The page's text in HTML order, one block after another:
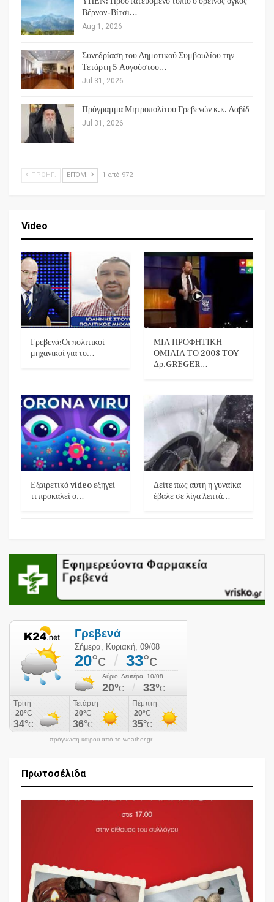
Βέρνον-Βίτσι…
Aug 1, 2026
Συνεδρίαση του Δημοτικού Συμβουλίου την
Τετάρτη 5 Αυγούστου…
Jul 31, 2026
Πρόγραμμα Μητροπολίτου Γρεβενών κ.κ. Δαβίδ
Jul 31, 2026
ΠΡΟΗΓ. ΕΠΌΜ. 1 από 972
Video
Γρεβενά:Οι πολιτικοί
μηχανικοί για το…
ΜΙΑ ΠΡΟΦΗΤΙΚΗ
ΟΜΙΛΙΑ ΤΟ 2008 ΤΟΥ
Δρ.GREGER…
Εξαιρετικό video εξηγεί
τι προκαλεί ο…
Δείτε πως αυτή η γυναίκα
έβαλε σε λίγα λεπτά…
πρόγνωση καιρού από το weather.gr
Πρωτοσέλιδα